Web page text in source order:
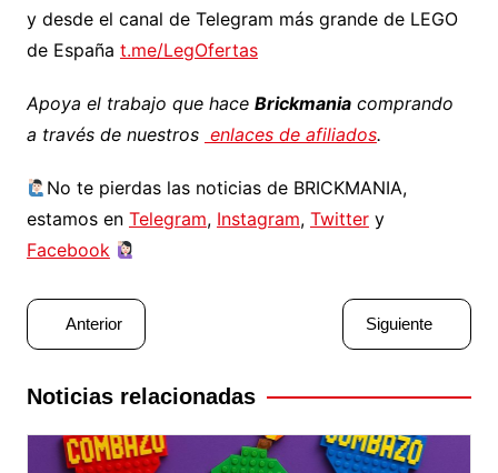
y desde el canal de Telegram más grande de LEGO
de España t.me/LegOfertas
Apoya el trabajo que hace Brickmaniacomprando
a través de nuestros enlaces de afiliados.
No te pierdas las noticias de BRICKMANIA,
estamos en Telegram, Instagram, Twittery
Facebook
Navegación
de
entradas
Anterior Siguiente
Noticias relacionadas